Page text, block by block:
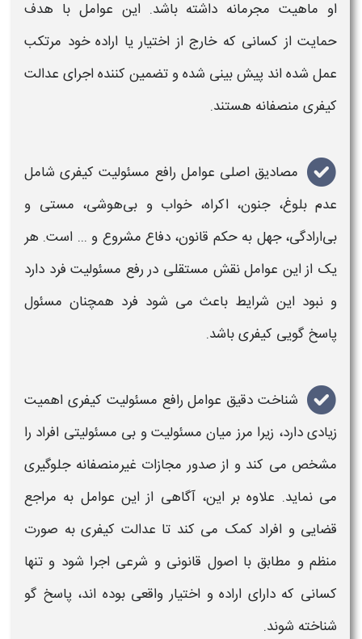
او ماهیت مجرمانه داشته باشد. این عوامل با هدف
حمایت از کسانی که خارج از اختیار یا اراده خود مرتکب
عمل شده اند پیش بینی شده و تضمین کننده اجرای عدالت
کیفری منصفانه هستند.
مصادیق اصلی عوامل رافع مسئولیت کیفری شامل
عدم بلوغ، جنون، اکراه، خواب و بی‌هوشی، مستی و
بی‌ارادگی، جهل به حکم قانون، دفاع مشروع و ... است. هر
یک از این عوامل نقش مستقلی دررفع مسئولیت فرد دارد
و نبود این شرایط باعث می شود فرد همچنان مسئول
پاسخ گویی کیفریباشد.
شناخت دقیق عوامل رافع مسئولیت کیفری اهمیت
زیادی دارد، زیرا مرز میان مسئولیتو بی مسئولیتی افراد را
مشخص می کند و از صدور مجازات غیرمنصفانه جلوگیری
می نماید. علاوه بر این، آگاهی از این عوامل به مراجع
قضایی و افراد کمک می کند تا عدالت کیفریبه صورت
منظم و مطابق با اصول قانونی و شرعی اجرا شود و تنها
کسانی که دارای اراده و اختیار واقعی بوده اند، پاسخ گو
شناخته شوند.